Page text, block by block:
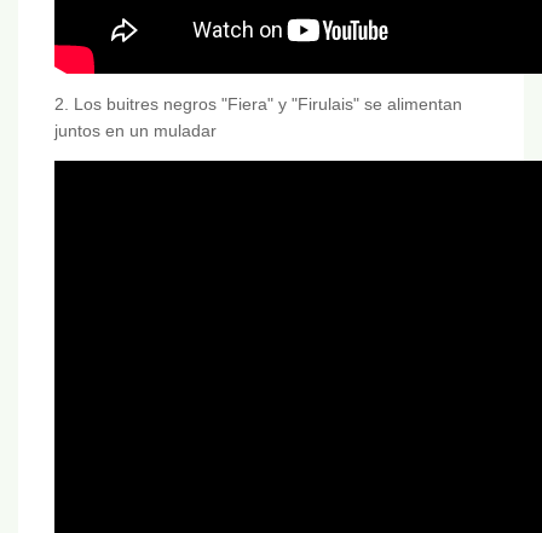
2. Los buitres negros "Fiera" y "Firulais" se alimentan
juntos en un muladar